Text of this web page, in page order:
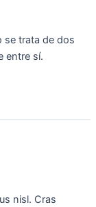
se trata de dos
entre sí.
nisl. Cras